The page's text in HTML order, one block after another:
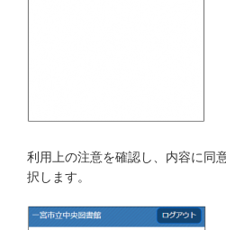
利用上の注意を確認し、内容に同
択します。